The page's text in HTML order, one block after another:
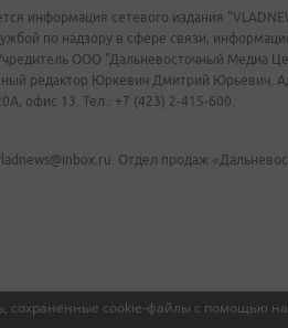
cookie-файлы с помощью
информация сетевого издания
по надзору в сфере связи,
ООО "Дальневосточный Медиа
редактор Юркевич Дмитрий Юрьевич.
офис 13. Тел.: +7 (423) 2-415-600.
Отдел продаж